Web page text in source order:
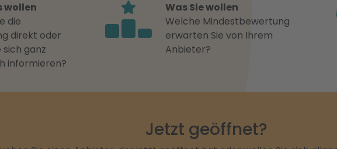
wollen
die
direkt oder
ganz
informieren?
Was Sie wollen
Welche Mindestbewertung
erwarten Sie von Ihrem
Anbieter?
Jetzt geöffnet?